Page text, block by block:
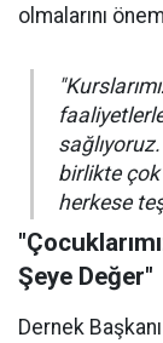
olmalarını
birlikte
herkese
Şeye Değer"
Dernek Başkanı